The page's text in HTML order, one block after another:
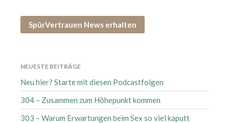
SpürVertrauen News erhalten
NEUESTE BEITRÄGE
Neu hier? Starte mit diesen Podcastfolgen
304 – Zusammen zum Höhepunkt kommen
303 – Warum Erwartungen beim Sex so viel kaputt